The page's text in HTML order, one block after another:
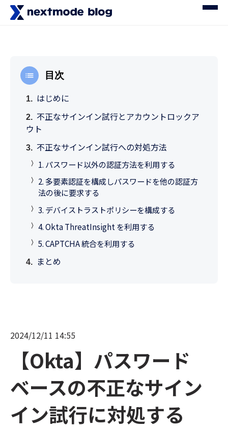
目次
はじめに
不正なサインイン試行とアカウントロックア
ウト
不正なサインイン試行への対処方法
1. パスワード以外の認証方法を利用する
2. 多要素認証を構成しパスワードを他の認証方
法の後に要求する
3. デバイストラストポリシーを構成する
4. Okta ThreatInsight を利用する
5. CAPTCHA 統合を利用する
まとめ
2024/12/11 14:55
【Okta】パスワード
ベースの不正なサイン
イン試行に対処する